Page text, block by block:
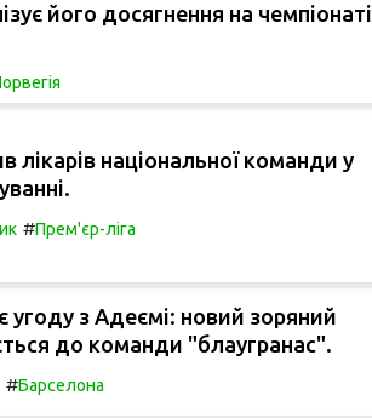
його досягнення на чемпіонаті
лікарів національної команди у
#Прем'єр-ліга
угоду з Адеємі: новий зоряний
до команди "блаугранас".
#Барселона